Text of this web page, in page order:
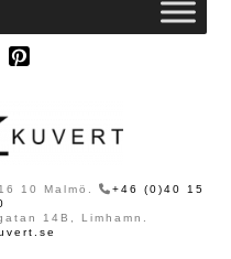
10 Malmö.
+46 (0)40 15
14B, Limhamn.